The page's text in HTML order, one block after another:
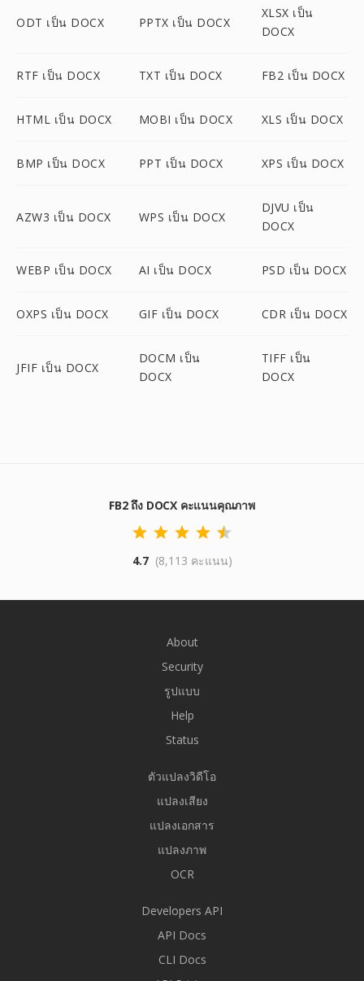
ODT เป็น DOCX PPTX เป็น DOCX
XLSX เป็น
DOCX
RTF เป็น DOCX TXT เป็น DOCX FB2 เป็น DOCX
HTML เป็น DOCX MOBI เป็น DOCX XLS เป็น DOCX
BMP เป็น DOCX PPT เป็น DOCX XPS เป็น DOCX
AZW3 เป็น DOCX WPS เป็น DOCX
DJVU เป็น
DOCX
WEBP เป็น DOCX AI เป็น DOCX PSD เป็น DOCX
OXPS เป็น DOCX GIF เป็น DOCX CDR เป็น DOCX
JFIF เป็น DOCX
DOCM เป็น
DOCX
TIFF เป็น
DOCX
FB2 ถึง DOCX คะแนนคุณภาพ
4.7 (8,113 คะแนน)
About
Security
รูปแบบ
Help
Status
ตัวแปลงวิดีโอ
แปลงเสียง
แปลงเอกสาร
แปลงภาพ
OCR
Developers API
API Docs
CLI Docs